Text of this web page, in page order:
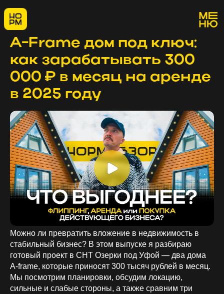
A-Frame дом под ключ:
как зарабатывать 300
000 ₽ в месяц на аренде
в 2025 году
Можно ли превратить вложение в недвижимость в
стабильный бизнес? В этом выпуске я разбираю
готовый проект в СНТ Озерки под Уфой — два дома
A-frame, которые приносят 300 тысяч рублей в месяц.
Мы посмотрим планировки, обсудим локацию,
сильные и слабые стороны, а также сравним три